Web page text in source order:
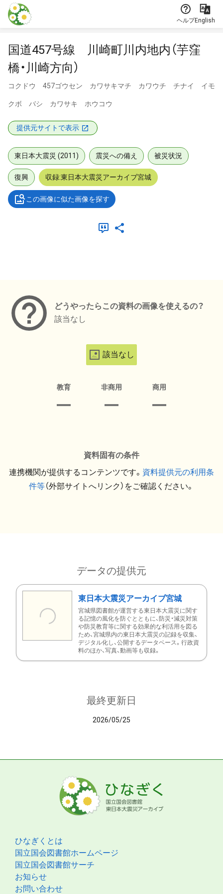
本文に飛ぶ
ヘルプEnglish
国道457号線 川崎町川内地内（芋窪
橋・川崎方向）
コクドウ 457ゴウセン カワサキマチ カワウチ チナイ イモ
クボ バシ カワサキ ホウコウ
提供元サイトで表示
東日本大震災 (2011) 震災への備え 被災状況
復興 収録:東日本大震災アーカイブ宮城
この画像に似た画像を探す
どうやったらこの資料の画像を使えるの？
該当なし
該当なし
教育 非商用 商用
資料固有の条件
連携機関が提供するコンテンツです。 資料提供元の利用条
件等（外部サイトへリンク）をご確認ください。
データの提供元
東日本大震災アーカイブ宮城
宮城県図書館が運営する東日本大震災に関す
る記憶の風化を防ぐとともに、防災・減災対策
や防災教育等に関する効果的な利活用を図る
ため、宮城県内の東日本大震災の記録を収集、
デジタル化し、公開するデータベース。行政資
料のほか、写真、動画等も収録。
最終更新日
2026/05/25
ひなぎくとは
国立国会図書館ホームページ
国立国会図書館サーチ
お知らせ
お問い合わせ